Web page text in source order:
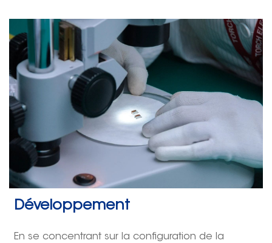
Développement
En se concentrant sur la configuration de la